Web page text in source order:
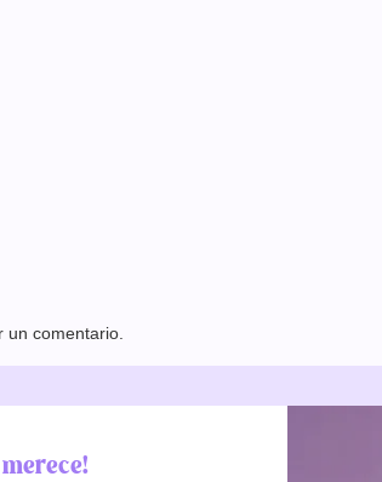
un comentario.